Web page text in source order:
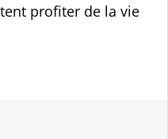
profiter de la vie